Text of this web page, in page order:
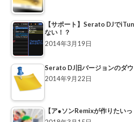
【サポート】Serato DJで
ない！？
2014年3月19日
Serato DJ旧バージョンのダ
2014年9月22日
【ア●ソンRemixが作りたい